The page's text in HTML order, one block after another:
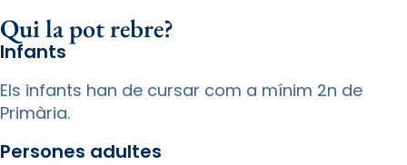
Qui la pot rebre?
Infants
Els infants han de cursar com a mínim 2n de
Primària.
Persones adultes